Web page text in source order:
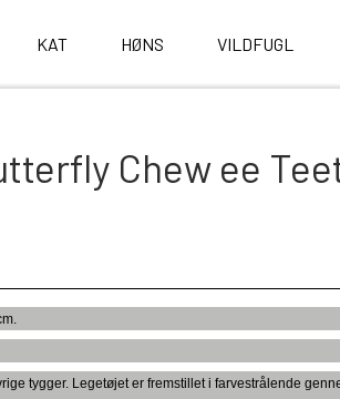
KAT HØNS VILDFUGL
Chew ee
tygger. Legetøjet er fremstillet i farvestrålende